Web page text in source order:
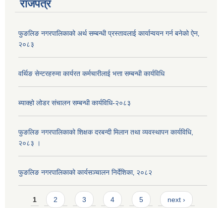
राजपत्र
फुङलिङ नगरपालिकाको अर्थ सम्बन्धी प्रस्तावलाई कार्यान्वयन गर्न बनेको ऐन‚
२०८३
वर्थिङ सेन्टरहरुमा कार्यरत कर्मचारीलाई भत्ता सम्बन्धी कार्यविधि
ब्याक्हो लोडर संचालन सम्बन्धी कार्यविधि-२०८३
फुङलिङ नगरपालिकाको शिक्षक दरबन्दी मिलान तथा व्यवस्थापन कार्यविधि,
२०८३ ।
फुङलिङ नगरपालिकाको कार्यसञ्चालन निर्देशिका‚ २०८२
Pages
1 2 3 4 5 next ›